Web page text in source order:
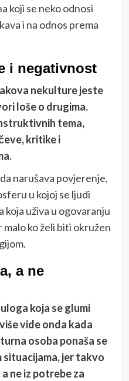
koji se neko odnosi
i na odnos prema
i negativnost
nekulture jeste
loše o drugima.
tema,
kritike i
narušava povjerenje,
u kojoj se ljudi
koja uživa u ogovaranju
ko želi biti okružen
a ne
koja se glumi
vide onda kada
osoba ponaša se
situacijama, jer takvo
ne iz potrebe za